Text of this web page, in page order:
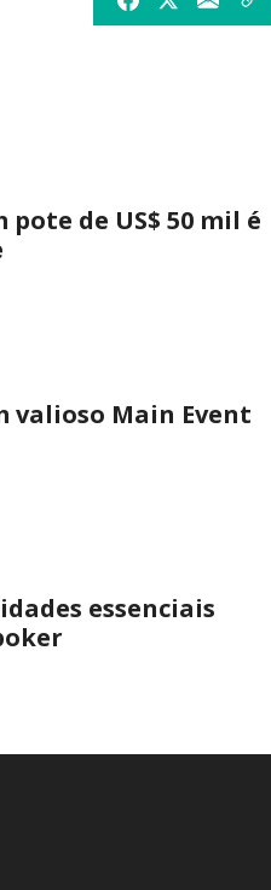
de US$ 50 mil é
valioso Main Event
essenciais